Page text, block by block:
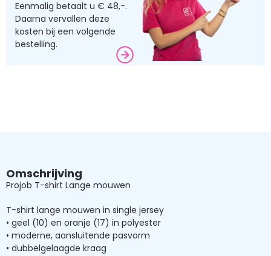
Eenmalig betaalt u € 48,-.
Daarna vervallen deze
kosten bij een volgende
bestelling.
Omschrijving
Projob T-shirt Lange mouwen
T-shirt lange mouwen in single jersey
• geel (10) en oranje (17) in polyester
• moderne, aansluitende pasvorm
• dubbelgelaagde kraag